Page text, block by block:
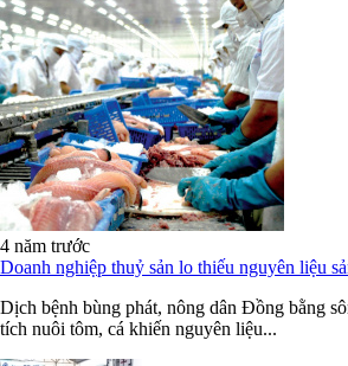
4 năm trước
Doanh nghiệp thuỷ sản lo thiếu nguyên liệu
Dịch bệnh bùng phát, nông dân Đồng bằng
tích nuôi tôm, cá khiến nguyên liệu...